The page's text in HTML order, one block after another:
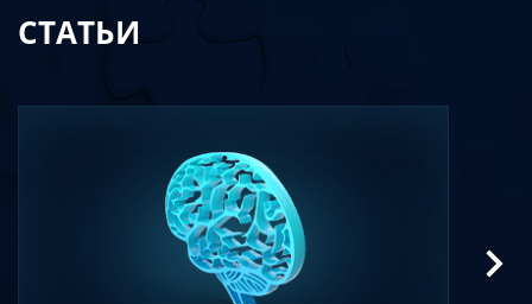
СТАТЬИ